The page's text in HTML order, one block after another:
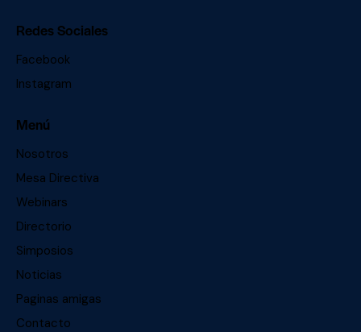
Redes Sociales
Facebook
Instagram
Menú
Nosotros
Mesa Directiva
Webinars
Directorio
Simposios
Noticias
Paginas amigas
Contacto